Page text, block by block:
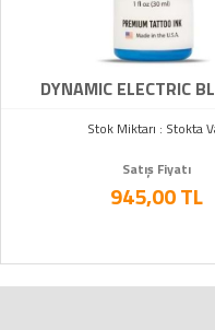
DYNAMIC ELECTRIC
Stok Miktarı : Stokta
Satış Fiyatı
945,00 TL